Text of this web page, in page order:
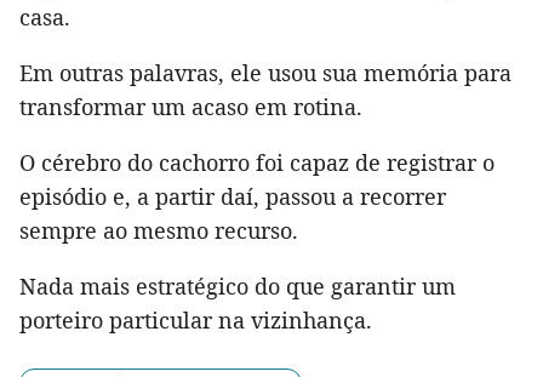
casa.
Em outras palavras, ele usou sua memória para
transformar um acaso em rotina.
O cérebro do cachorro foi capaz de registrar o
episódio e, a partir daí, passou a recorrer
sempre ao mesmo recurso.
Nada mais estratégico do que garantir um
porteiro particular na vizinhança.